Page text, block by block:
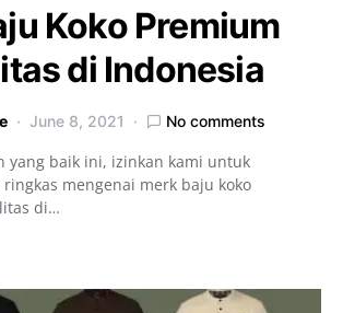
Koko Premium
di Indonesia
June 8, 2021 No comments
yang baik ini, izinkan kami untuk
mengenai merk baju koko
di…